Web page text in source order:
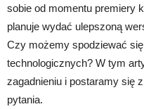
sobie od momentu premiery
planuje wydać ulepszoną
Czy możemy spodziewać
technologicznych? W tym
zagadnieniu i postaramy się
pytania.